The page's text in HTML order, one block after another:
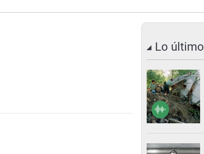
Lo último